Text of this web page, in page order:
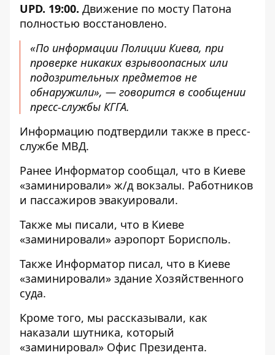
UPD. 19:00. Движение по мосту Патона
полностью восстановлено.
«По информации Полиции Киева, при
проверке никаких взрывоопасных или
подозрительных предметов не
обнаружили», — говорится в сообщении
пресс-службы КГГА.
Информацию подтвердили также в пресс-
службе МВД.
Ранее Информатор сообщал, что в Киеве
«заминировали» ж/д вокзалы. Работников
и пассажиров эвакуировали.
Также мы писали, что в Киеве
«заминировали» аэропорт Борисполь.
Также Информатор писал, что в Киеве
«заминировали» здание Хозяйственного
суда.
Кроме того, мы рассказывали, как
наказали шутника, который
«заминировал» Офис Президента.